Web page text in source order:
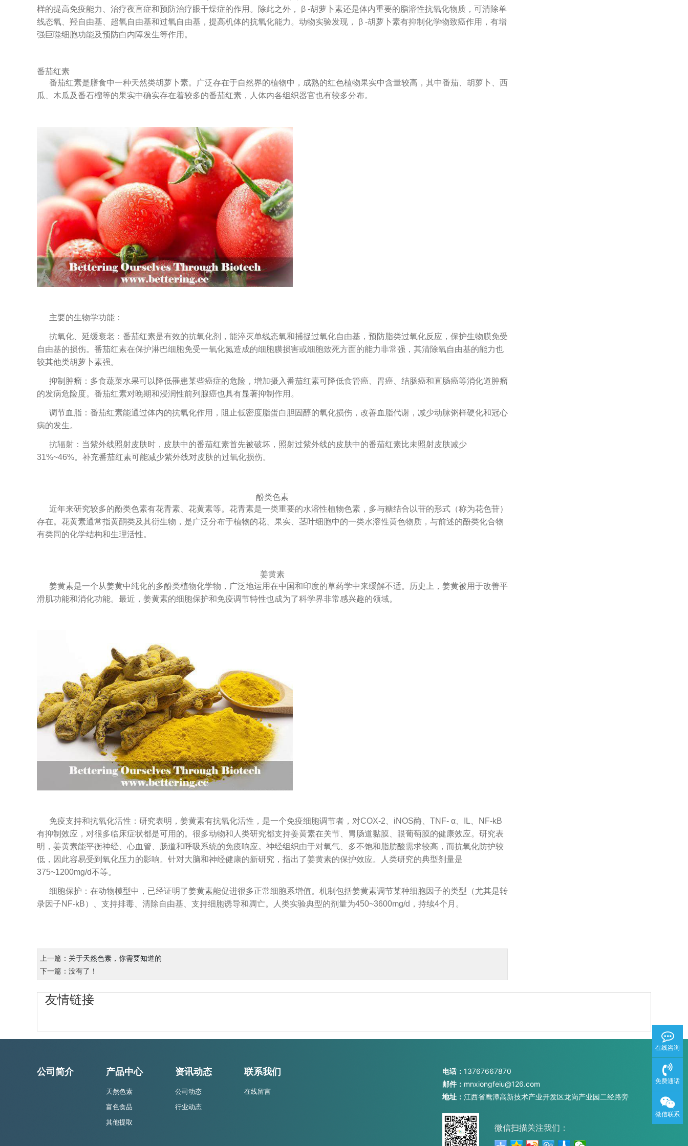
样的提高免疫能力、治疗夜盲症和预防治疗眼干燥症的作用。除此之外， β -胡萝卜素还是体内重要的脂溶性抗氧化物质，可清除单
线态氧、羟自由基、超氧自由基和过氧自由基，提高机体的抗氧化能力。动物实验发现， β -胡萝卜素有抑制化学物致癌作用，有增
强巨噬细胞功能及预防白内障发生等作用。
番茄红素
番茄红素是膳食中一种天然类胡萝卜素。广泛存在于自然界的植物中，成熟的红色植物果实中含量较高，其中番茄、胡萝卜、西
瓜、木瓜及番石榴等的果实中确实存在着较多的番茄红素，人体内各组织器官也有较多分布。
主要的生物学功能：
抗氧化、延缓衰老：番茄红素是有效的抗氧化剂，能淬灭单线态氧和捕捉过氧化自由基，预防脂类过氧化反应，保护生物膜免受
自由基的损伤。番茄红素在保护淋巴细胞免受一氧化氮造成的细胞膜损害或细胞致死方面的能力非常强，其清除氧自由基的能力也
较其他类胡萝卜素强。
抑制肿瘤：多食蔬菜水果可以降低罹患某些癌症的危险，增加摄入番茄红素可降低食管癌、胃癌、结肠癌和直肠癌等消化道肿瘤
的发病危险度。番茄红素对晚期和浸润性前列腺癌也具有显著抑制作用。
调节血脂：番茄红素能通过体内的抗氧化作用，阻止低密度脂蛋白胆固醇的氧化损伤，改善血脂代谢，减少动脉粥样硬化和冠心
病的发生。
抗辐射：当紫外线照射皮肤时，皮肤中的番茄红素首先被破坏，照射过紫外线的皮肤中的番茄红素比未照射皮肤减少
31%~46%。补充番茄红素可能减少紫外线对皮肤的过氧化损伤。
酚类色素
近年来研究较多的酚类色素有花青素、花黄素等。花青素是一类重要的水溶性植物色素，多与糖结合以苷的形式（称为花色苷）
存在。花黄素通常指黄酮类及其衍生物，是广泛分布于植物的花、果实、茎叶细胞中的一类水溶性黄色物质，与前述的酚类化合物
有类同的化学结构和生理活性。
姜黄素
姜黄素是一个从姜黄中纯化的多酚类植物化学物，广泛地运用在中国和印度的草药学中来缓解不适。历史上，姜黄被用于改善平
滑肌功能和消化功能。最近，姜黄素的细胞保护和免疫调节特性也成为了科学界非常感兴趣的领域。
免疫支持和抗氧化活性：研究表明，姜黄素有抗氧化活性，是一个免疫细胞调节者，对COX-2、iNOS酶、TNF- α、IL、NF-kB
有抑制效应，对很多临床症状都是可用的。很多动物和人类研究都支持姜黄素在关节、胃肠道黏膜、眼葡萄膜的健康效应。研究表
明，姜黄素能平衡神经、心血管、肠道和呼吸系统的免疫响应。神经组织由于对氧气、多不饱和脂肪酸需求较高，而抗氧化防护较
低，因此容易受到氧化压力的影响。针对大脑和神经健康的新研究，指出了姜黄素的保护效应。人类研究的典型剂量是
375~1200mg/d不等。
细胞保护：在动物模型中，已经证明了姜黄素能促进很多正常细胞系增值。机制包括姜黄素调节某种细胞因子的类型（尤其是转
录因子NF-kB）、支持排毒、清除自由基、支持细胞诱导和凋亡。人类实验典型的剂量为450~3600mg/d，持续4个月。
上一篇： 关于天然色素，你需要知道的
下一篇：没有了！
友情链接
公司简介 产品中心
天然色素
富色食品
其他提取
资讯动态
公司动态
行业动态
联系我们
在线留言
电话： 13767667870
邮件： mnxiongfeiu@126.com
地址： 江西省鹰潭高新技术产业开发区龙岗产业园二经路旁
微信扫描关注我们：
在线咨询
免费通话
微信联系